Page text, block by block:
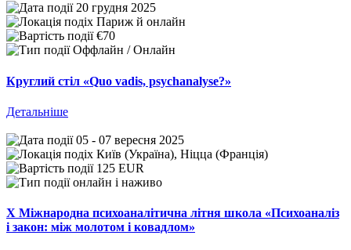
20 грудня 2025
Париж й онлайн
€70
Оффлайн / Онлайн
Круглий стіл «Quo vadis, psychanalyse?»
Детальніше
05 - 07 вересня 2025
Київ (Україна), Ніцца (Франція)
125 EUR
онлайн і наживо
Х Міжнародна психоаналітична літня школа «Психоаналіз
і закон: між молотом і ковадлом»